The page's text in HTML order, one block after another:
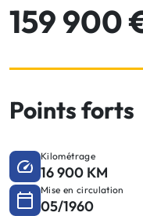
159 900
Points forts
Kilométrage
16 900 KM
Mise en circulation
05/1960